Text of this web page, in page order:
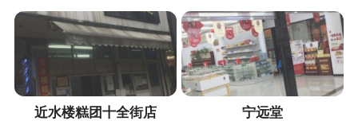
近水楼糕团十全街店 宁远堂